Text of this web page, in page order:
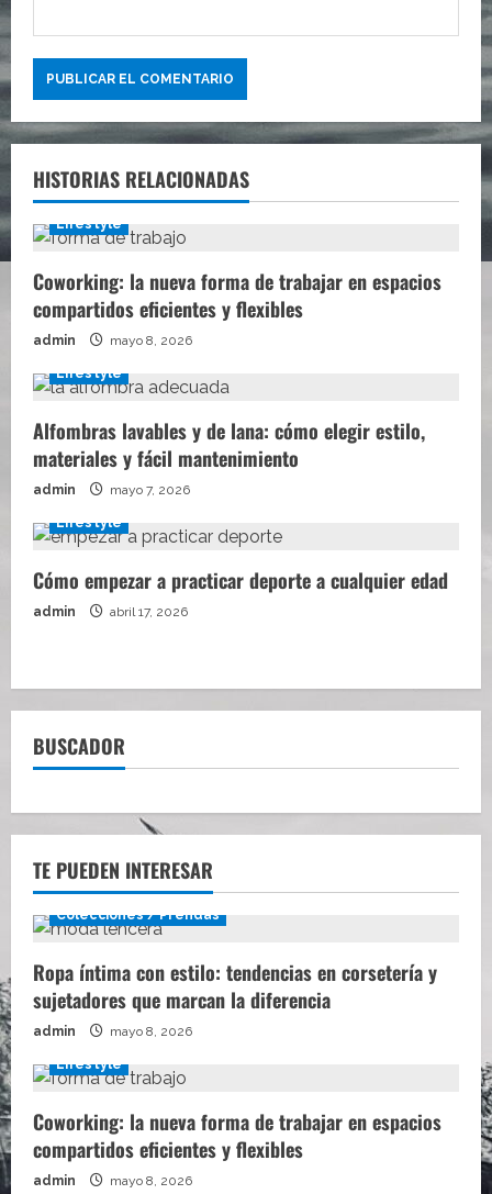
HISTORIAS RELACIONADAS
Lifestyle
Coworking: la nueva forma de trabajar en espacios
compartidos eficientes y flexibles
admin mayo 8, 2026
Lifestyle
Alfombras lavables y de lana: cómo elegir estilo,
materiales y fácil mantenimiento
admin mayo 7, 2026
Lifestyle
Cómo empezar a practicar deporte a cualquier edad
admin abril 17, 2026
BUSCADOR
TE PUEDEN INTERESAR
Colecciones / Prendas
Ropa íntima con estilo: tendencias en corsetería y
sujetadores que marcan la diferencia
admin mayo 8, 2026
Lifestyle
Coworking: la nueva forma de trabajar en espacios
compartidos eficientes y flexibles
admin mayo 8, 2026